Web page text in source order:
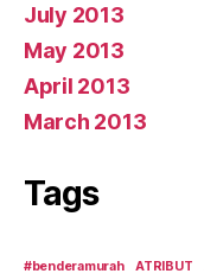
July 2013
May 2013
April 2013
March 2013
Tags
#benderamurah ATRIBUT